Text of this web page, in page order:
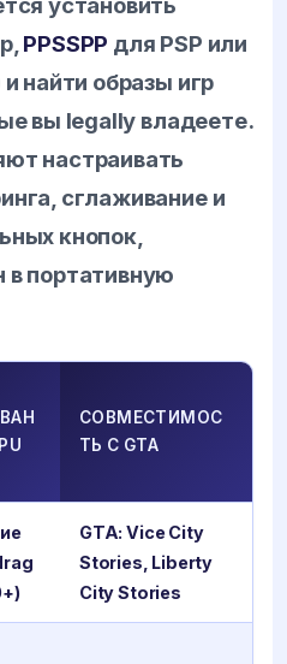
PPSSPP для PSP или
найти образы игр
вы legally владеете.
настраивать
сглаживание и
кнопок,
портативную
СОВМЕСТИМОС
ТЬ С GTA
GTA: Vice City
Stories, Liberty
City Stories